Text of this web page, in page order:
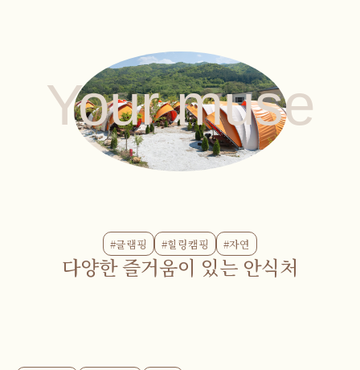
Your muse
#글램핑 #힐링캠핑 #자연
다양한 즐거움이 있는 안식처